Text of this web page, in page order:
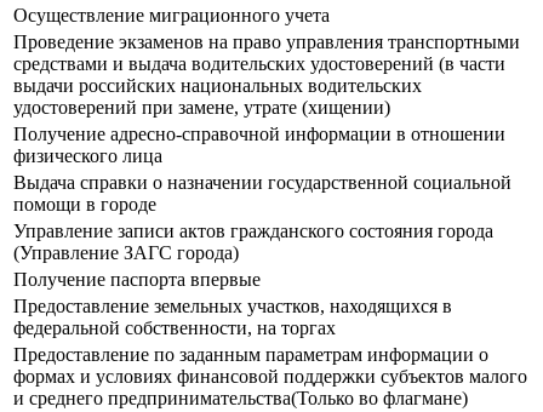
Осуществление миграционного учета
Прoведение экзаменов на право управления транспортными
средствами и выдача водительских удостоверений (в части
выдачи российских национальных водительских
удостоверений при замене, утрате (хищении)
Получение адресно-справочной информации в отношении
физического лица
Выдача справки о назначении государственной социальной
помощи в городе
Управление записи актов гражданского состояния города
(Управление ЗАГС города)
Получение паспорта впервые
Предоставление земельных участков, находящихся в
федеральной собственности, на торгах
Предоставление по заданным параметрам информации о
формах и условиях финансовой поддержки субъектов малого
и среднего предпринимательства(Только во флагмане)